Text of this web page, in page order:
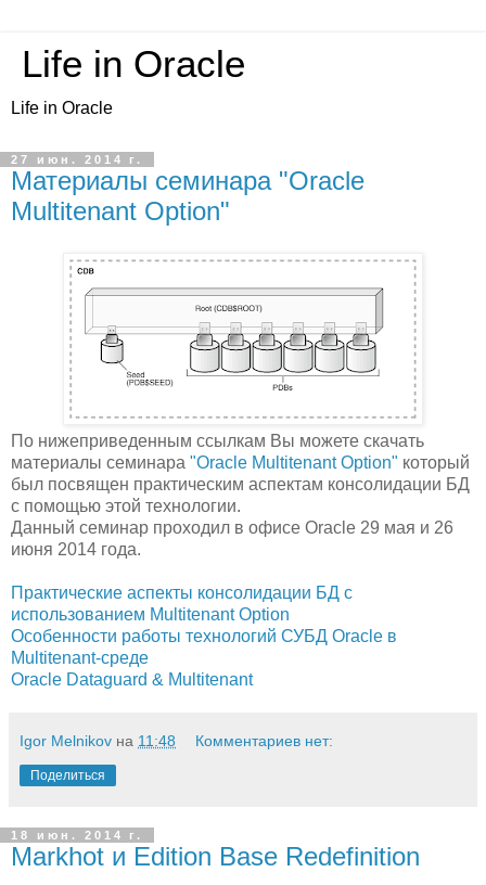
Life in Oracle
Life in Oracle
27 июн. 2014 г.
Материалы семинара "Oracle
Multitenant Option"
По нижеприведенным ссылкам Вы можете скачать
материалы семинара "Oracle Multitenant Option" который
был посвящен практическим аспектам консолидации БД
с помощью этой технологии.
Данный семинар проходил в офисе Oracle 29 мая и 26
июня 2014 года.
Практические аспекты консолидации БД с
использованием Multitenant Option
Особенности работы технологий СУБД Oracle в
Multitenant-среде
Oracle Dataguard & Мultitenant
Igor Melnikov на 11:48 Комментариев нет:
Поделиться
18 июн. 2014 г.
Markhot и Edition Base Redefinition